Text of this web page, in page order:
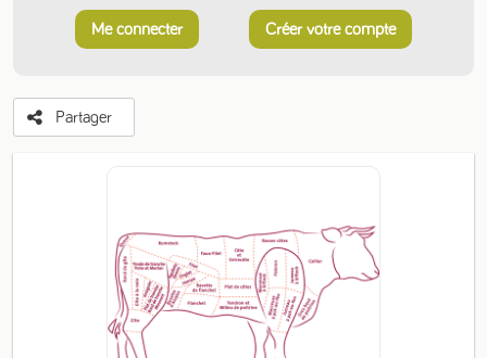
Me connecter Créer votre compte
Partager